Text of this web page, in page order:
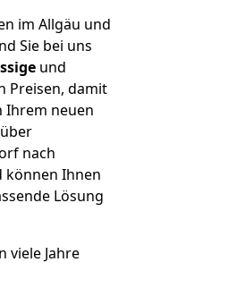
im Allgäu und
Sie bei uns
und
Preisen, damit
Ihrem neuen
nach
können Ihnen
Lösung
viele Jahre